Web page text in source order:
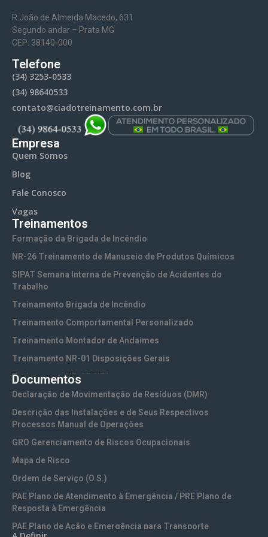
nas
máquinas,
nos
processos
produtivos
e nas
condições
ambientais
entre o
período
laborado
e a
emissão
do
documento.
essencial?
Evita
autuações
e
multas
do
INSS
Indústrias,
Postos
de
Combustíveis,
Obras e
Empresas
Operacionais
Empresas
com
ambientes
de
trabalho
que
envolvem:
Ruído,
calor,
vibração,
agentes
químicos
ou
biológicos;
Máquinas,
equipamentos,
produtos
químicos
ou
processos
Normas
Regulamentadoras,
NR-
01 e
diretrizes
complementares;
Auxiliar
de
EPCs
(Equipamentos
de
Proteção
e
EPIs
(Equipamentos
de
Proteção
Individual)
mais
para
defesa
Empresa
Quem Somos
Blog
Fale Conosco
Vagas
Treinamentos
Formação da Brigada de Incêndio
NR-26 Treinamento de Manuseio de Produtos Químicos
SIPAT Semana Interna de Prevenção de Acidentes do
Trabalho
Treinamento Brigada de Incêndio
Treinamento Comportamental Personalizado
Treinamento Montador de Andaimes
Treinamento NR-01 Disposições Gerais
Treinamento NR-05 CIPA
Treinamento NR-06 EPI (Equipamentos de Proteção
Treinamento NR-10 Segurança em Instalações e Serviços
Treinamento NR-11 Transporte, Movimentação,
Armazenamento e Manuseio de Materiais
Treinamento NR-13 Vasos de Pressão e Caldeiras
Documentos
Declaração de Movimentação de Resíduos (DMR)
Descrição das Instalações e de Seus Respectivos
Processos Manual de Operações
GRO Gerenciamento de Riscos Ocupacionais
Mapa de Risco
Ordem de Serviço (O.S.)
PAE Plano de Atendimento à Emergência / PRE Plano de
Resposta à Emergência
PAE Plano de Ação e Emergência para Transporte
R.João de Almeida Macedo, 631
Segundo andar – Prata MG
CEP: 38140-000
Telefone
(34) 3253-0533
(34) 98640533
contato@ciadotreinamento.com.br